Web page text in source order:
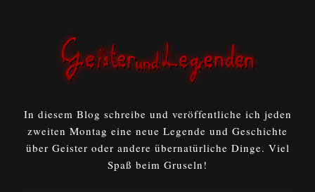
In diesem Blog schreibe und veröffentliche ich jeden
zweiten Montag eine neue Legende und Geschichte
über Geister oder andere übernatürliche Dinge. Viel
Spaß beim Gruseln!